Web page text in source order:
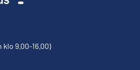
klo 9.00-16.00)